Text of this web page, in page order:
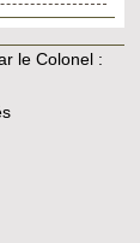
le Colonel :